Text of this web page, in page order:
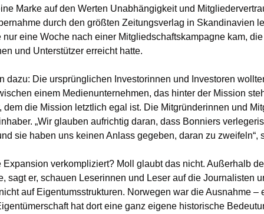
Marke auf den Werten Unabhängigkeit und
durch den größten Zeitungsverlag in Skandinavien
nur eine Woche nach einer Mitgliedschaftskampagne kam,
und Unterstützer erreicht hatte.
dazu: Die ursprünglichen Investorinnen und Investoren
einem Medienunternehmen, das hinter der Mission
dem die Mission letztlich egal ist. Die Mitgründerinnen und
„Wir glauben aufrichtig daran, dass Bonniers
sie haben uns keinen Anlass gegeben, daran zu zweifeln“,
Expansion verkompliziert? Moll glaubt das nicht. Außerhalb
sagt er, schauen Leserinnen und Leser auf die Journalisten
auf Eigentumsstrukturen. Norwegen war die Ausnahme –
hat dort eine ganz eigene historische